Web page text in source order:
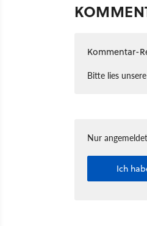
Kommentar-
Bitte lies unsere
Nur
Ich